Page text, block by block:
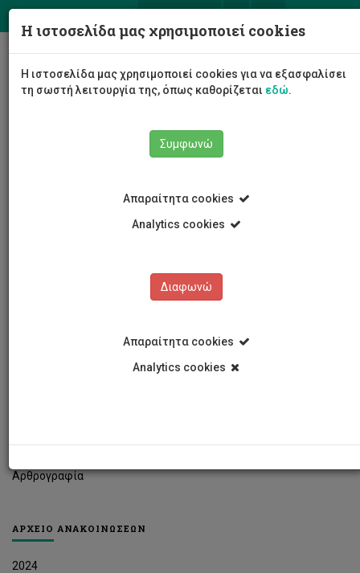
Αρθρογραφία
ΑΡΧΕΙΟ ΑΝΑΚΟΙΝΩΣΕΩΝ
2024
Η ιστοσελίδα μας χρησιμοποιεί cookies
Η ιστοσελίδα μας χρησιμοποιεί cookies για να εξασφαλίσει
τη σωστή λειτουργία της, όπως καθορίζεται εδώ.
Συμφωνώ
Απαραίτητα cookies
Analytics cookies
Διαφωνώ
Απαραίτητα cookies
Analytics cookies